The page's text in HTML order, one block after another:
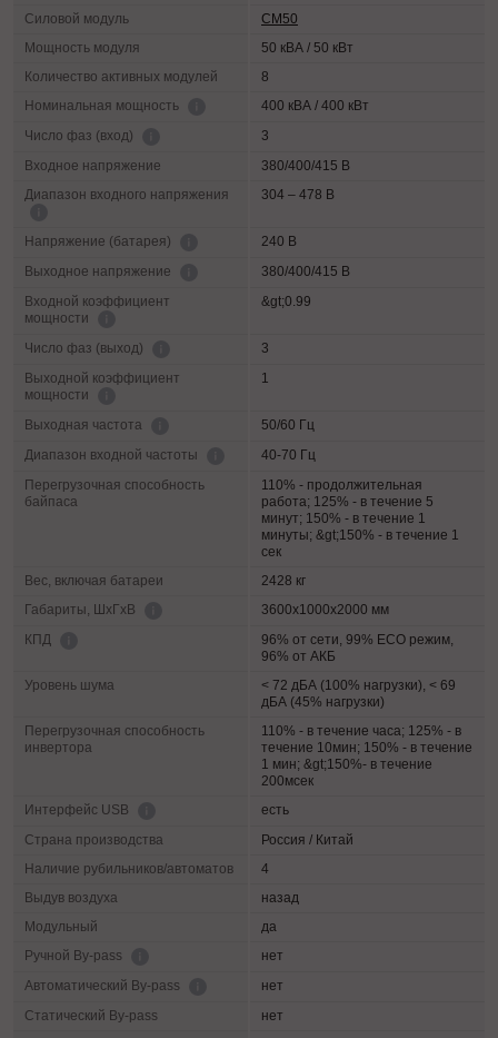
Силовой модуль
СМ50
Мощность модуля
50 кВА / 50 кВт
Количество активных модулей
8
Номинальная мощность
400 кВА / 400 кВт
Число фаз (вход)
3
Входное напряжение
380/400/415 В
Диапазон входного напряжения
304 – 478 В
Напряжение (батарея)
240 В
Выходное напряжение
380/400/415 В
Входной коэффициент
мощности
&gt;0.99
Число фаз (выход)
3
Выходной коэффициент
мощности
1
Выходная частота
50/60 Гц
Диапазон входной частоты
40-70 Гц
Перегрузочная способность
байпаса
110% - продолжительная
работа; 125% - в течение 5
минут; 150% - в течение 1
минуты; &gt;150% - в течение 1
сек
Вес, включая батареи
2428 кг
Габариты, ШхГхВ
3600х1000х2000 мм
КПД
96% от сети, 99% ECO режим,
96% от АКБ
Уровень шума
< 72 дБА (100% нагрузки), < 69
дБА (45% нагрузки)
Перегрузочная способность
инвертора
110% - в течение часа; 125% - в
течение 10мин; 150% - в течение
1 мин; &gt;150%- в течение
200мсек
Интерфейс USB
есть
Страна производства
Россия / Китай
Наличие рубильников/автоматов
4
Выдув воздуха
назад
Модульный
да
Ручной By-pass
нет
Автоматический By-pass
нет
Статический By-pass
нет